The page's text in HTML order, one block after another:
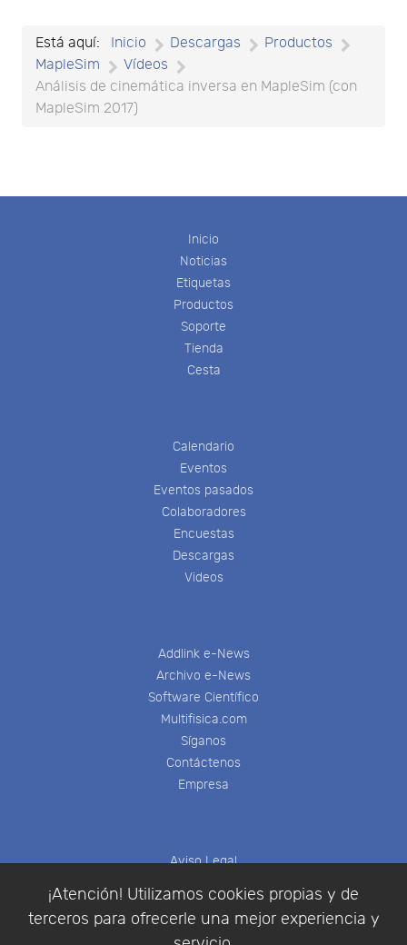
¡Atención! Utilizamos cookies propias y de
terceros para ofrecerle una mejor experiencia y
Está aquí: Inicio Descargas
Productos
MapleSim
Vídeos
Análisis de cinemática inversa en MapleSim (con
MapleSim 2017)
Inicio
Noticias
Etiquetas
Productos
Soporte
Tienda
Cesta
Calendario
Eventos
Eventos pasados
Colaboradores
Encuestas
Descargas
Videos
Addlink e-News
Archivo e-News
Software Científico
Multifisica.com
Síganos
Contáctenos
Empresa
Aviso Legal
Política de Privacidad
Condiciones de compra